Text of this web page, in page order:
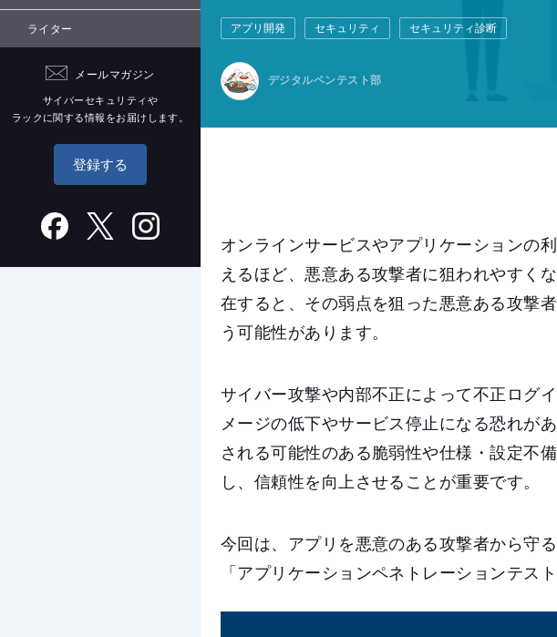
ライター
メールマガジン
サイバーセキュリティや
ラックに関する情報をお届けします。
登録する
アプリ開発 セキュリティ セキュリティ診断
デジタルペンテスト部
オンラインサービスやアプリケーションの
えるほど、悪意ある攻撃者に狙われやすく
在すると、その弱点を狙った悪意ある攻撃
う可能性があります。
サイバー攻撃や内部不正によって不正ログ
メージの低下やサービス停止になる恐れが
される可能性のある脆弱性や仕様・設定不
し、信頼性を向上させることが重要です。
今回は、アプリを悪意のある攻撃者から守
「アプリケーションペネトレーションテス